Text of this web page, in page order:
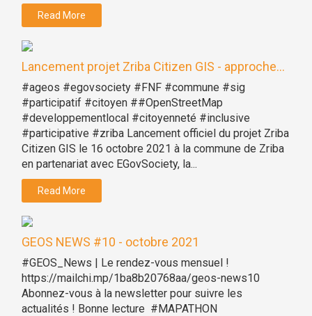
Read More
Lancement projet Zriba Citizen GIS - approche...
#ageos #egovsociety #FNF #commune #sig
#participatif #citoyen ##OpenStreetMap
#developpementlocal #citoyenneté #inclusive
#participative #zriba Lancement officiel du projet Zriba
Citizen GIS le 16 octobre 2021 à la commune de Zriba
en partenariat avec EGovSociety, la...
Read More
GEOS NEWS #10 - octobre 2021
#GEOS_News | Le rendez-vous mensuel !
https://mailchi.mp/1ba8b20768aa/geos-news10
Abonnez-vous à la newsletter pour suivre les
actualités ! Bonne lecture #MAPATHON